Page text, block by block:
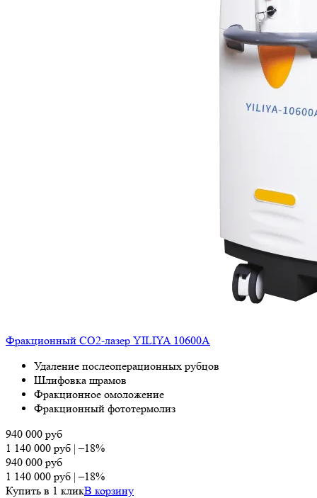
Фракционный СО2-лазер YILIYA 10600A
Удаление послеоперационных рубцов
Шлифовка шрамов
Фракционное омоложение
Фракционный фототермолиз
940 000 руб
1 140 000 руб |–18%
940 000 руб
1 140 000 руб |–18%
Купить в 1 кликВ корзину